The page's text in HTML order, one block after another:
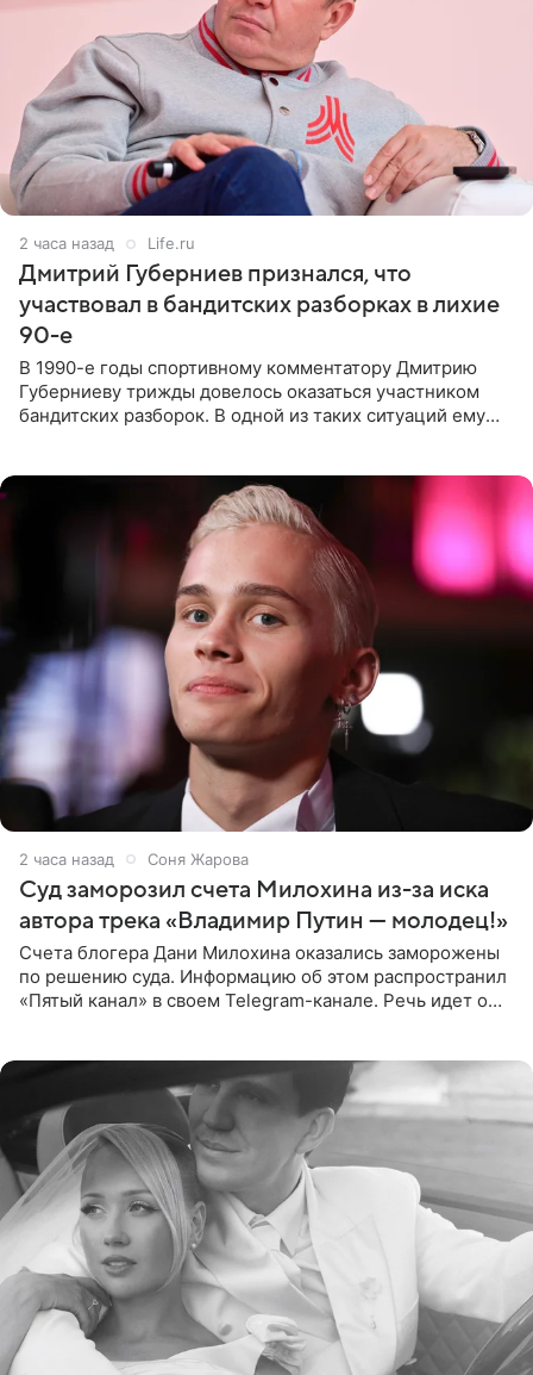
2 часа назад Life.ru
Дмитрий Губерниев признался, что
участвовал в бандитских разборках в лихие
90-е
В 1990-е годы спортивному комментатору Дмитрию
Губерниеву трижды довелось оказаться участником
бандитских разборок. В одной из таких ситуаций ему
2 часа назад Соня Жарова
Суд заморозил счета Милохина из-за иска
автора трека «Владимир Путин — молодец!»
Счета блогера Дани Милохина оказались заморожены
по решению суда. Информацию об этом распространил
«Пятый канал» в своем Telegram-канале. Речь идет о